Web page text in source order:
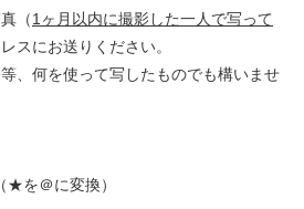
（1ヶ月以内に撮影した一人で写って
スにお送りください。
、何を使って写したものでも構いませ
を＠に変換）